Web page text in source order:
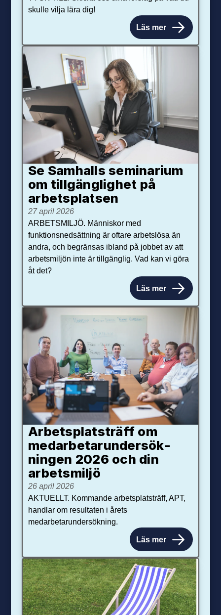
skulle vilja lära dig!
Läs mer
Se Samhalls seminarium
om tillgänglighet på
arbetsplatsen
27 april 2026
ARBETSMILJÖ. Människor med
funktionsnedsättning är oftare arbetslösa än
andra, och begränsas ibland på jobbet av att
arbetsmiljön inte är tillgänglig. Vad kan vi göra
åt det?
Läs mer
Arbetsplats­träff om
med­arbetar­under­sök­
ningen 2026 och din
arbets­miljö
26 april 2026
AKTUELLT. Kommande arbetsplatsträff, APT,
handlar om resultaten i årets
medarbetarundersökning.
Läs mer